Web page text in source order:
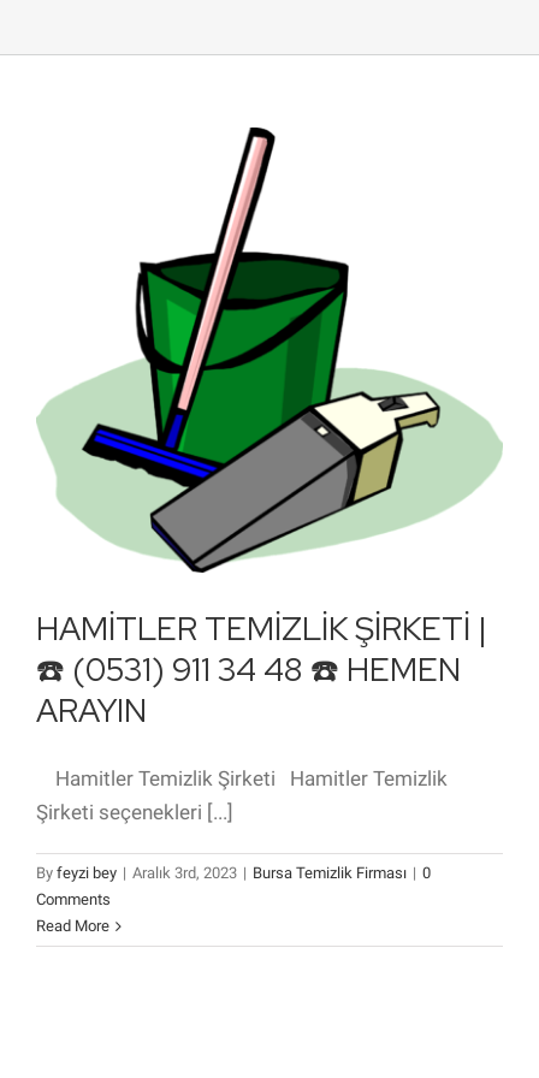
HAMİTLER TEMİZLİK ŞİRKETİ |
☎️ (0531) 911 34 48 ☎️ HEMEN
ARAYIN
Hamitler Temizlik Şirketi Hamitler Temizlik
Şirketi seçenekleri [...]
By feyzi bey | Aralık 3rd, 2023 | Bursa Temizlik Firması | 0
Comments
Read More